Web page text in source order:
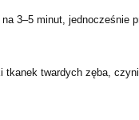
3–5 minut, jednocześnie
twardych zęba,